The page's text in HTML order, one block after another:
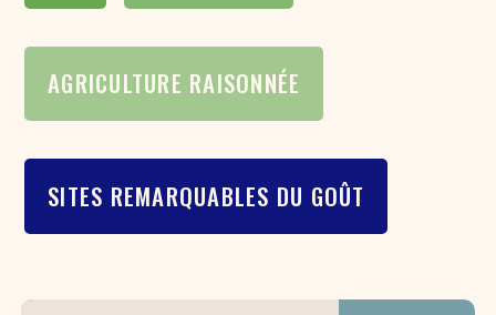
AGRICULTURE RAISONNÉE
SITES REMARQUABLES DU GOÛT